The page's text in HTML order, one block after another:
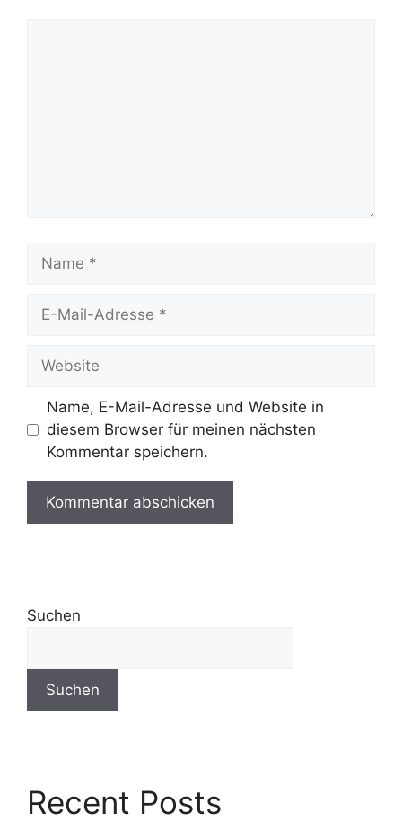
Name, E-Mail-Adresse und Website in
diesem Browser für meinen nächsten
Kommentar speichern.
Suchen
Suchen
Recent Posts